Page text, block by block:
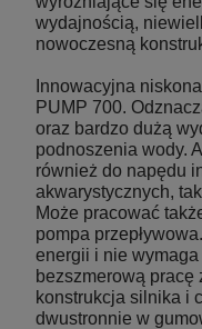
Najniższa cena:
wydajnością,
nowoczesną
Innowacyjna
PUMP 700.
oraz bardzo dużą
podnoszenia wody.
również do napędu
akwarystycznych,
Może pracować
pompa
energii i nie
bezszmerową
konstrukcja silnika i
dwustronnie w